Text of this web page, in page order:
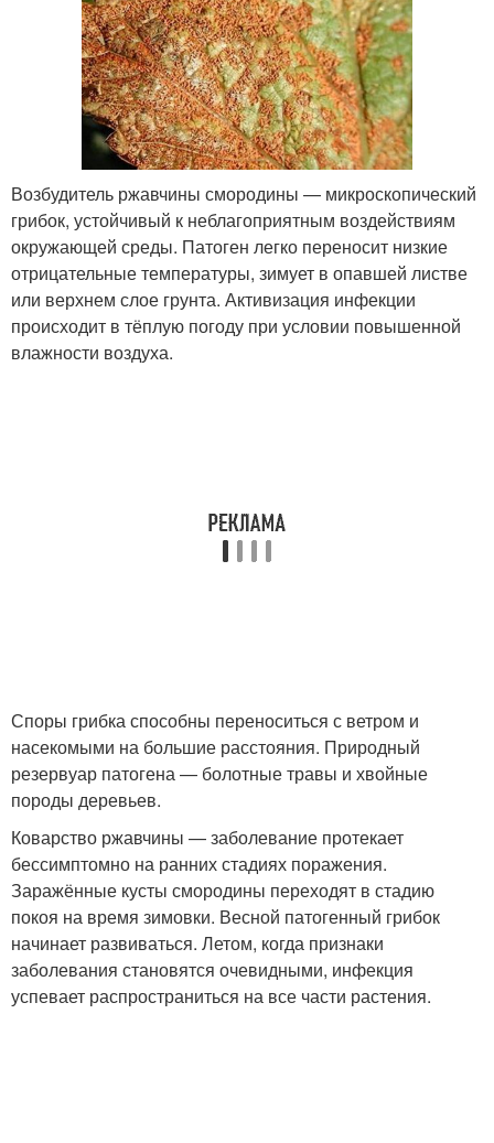
Возбудитель ржавчины смородины — микроскопический
грибок, устойчивый к неблагоприятным воздействиям
окружающей среды. Патоген легко переносит низкие
отрицательные температуры, зимует в опавшей листве
или верхнем слое грунта. Активизация инфекции
происходит в тёплую погоду при условии повышенной
влажности воздуха.
Споры грибка способны переноситься с ветром и
насекомыми на большие расстояния. Природный
резервуар патогена — болотные травы и хвойные
породы деревьев.
Коварство ржавчины — заболевание протекает
бессимптомно на ранних стадиях поражения.
Заражённые кусты смородины переходят в стадию
покоя на время зимовки. Весной патогенный грибок
начинает развиваться. Летом, когда признаки
заболевания становятся очевидными, инфекция
успевает распространиться на все части растения.